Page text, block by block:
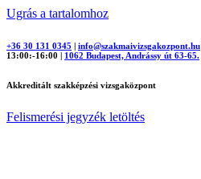
Ugrás a tartalomhoz
+36 30 131 0345 | info@szakmaivizsgakozpont.hu
13:00:-16:00 | 1062 Budapest, Andrássy út 63-65.
Akkreditált szakképzési vizsgaközpont
Felismerési jegyzék letöltés